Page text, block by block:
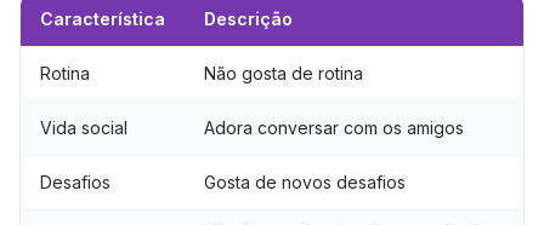
Característica Descrição
Rotina Não gosta de rotina
Vida social Adora conversar com os amigos
Desafios Gosta de novos desafios